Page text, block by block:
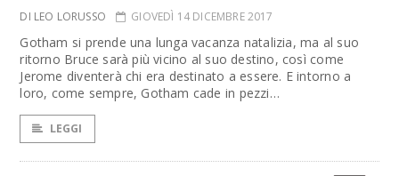
DI LEO LORUSSO GIOVEDÌ 14 DICEMBRE 2017
Gotham si prende una lunga vacanza natalizia, ma al suo
ritorno Bruce sarà più vicino al suo destino, così come
Jerome diventerà chi era destinato a essere. E intorno a
loro, come sempre, Gotham cade in pezzi…
LEGGI